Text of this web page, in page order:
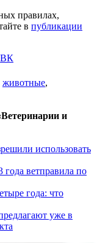
правилах,
в публикации
ВК
животные,
и
использовать
ветправила по
года: что
уже в